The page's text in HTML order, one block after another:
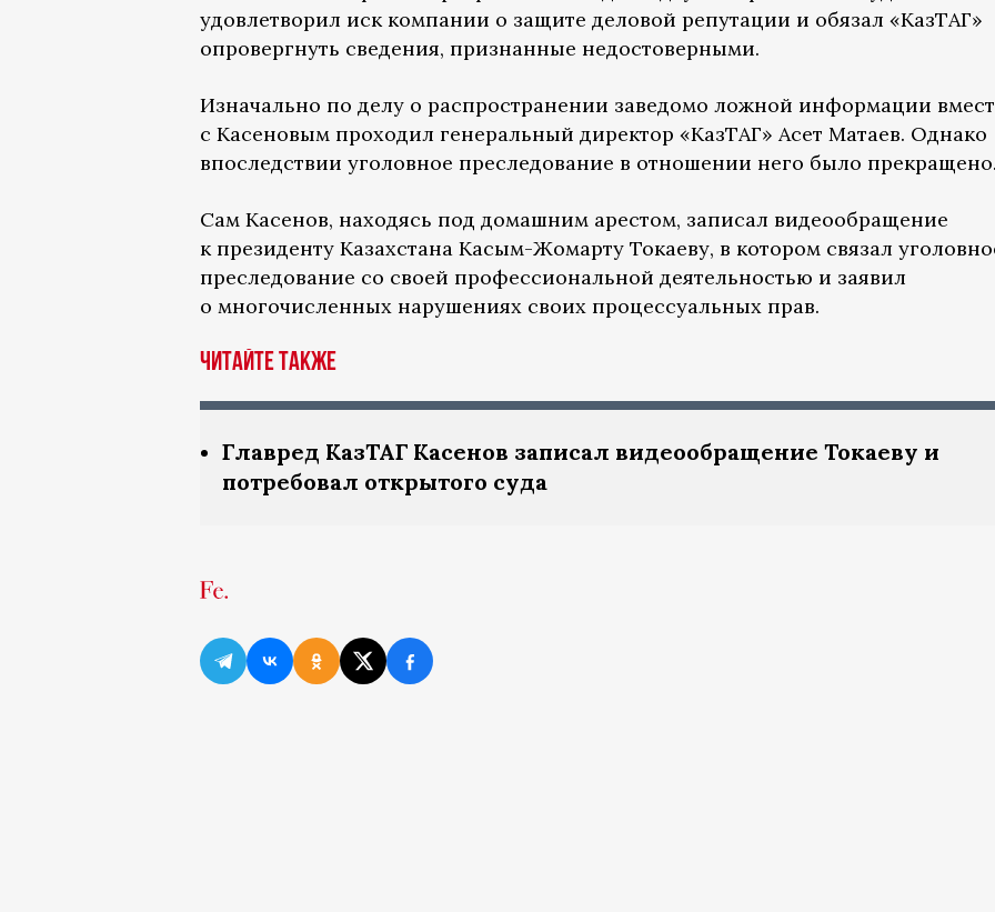
удовлетворил иск компании о защите деловой репутации и обязал «КазТАГ»
опровергнуть сведения, признанные недостоверными.
Изначально по делу о распространении заведомо ложной информации
с Касеновым проходил генеральный директор «КазТАГ» Асет Матаев. Однако
впоследствии уголовное преследование в отношении него было
Сам Касенов, находясь под домашним арестом, записал видеообращение
к президенту Казахстана Касым-Жомарту Токаеву, в котором связал
преследование со своей профессиональной деятельностью и заявил
о многочисленных нарушениях своих процессуальных прав.
ЧИТАЙТЕ ТАКЖЕ
Главред КазТАГ Касенов записал видеообращение Токаеву и
потребовал открытого суда